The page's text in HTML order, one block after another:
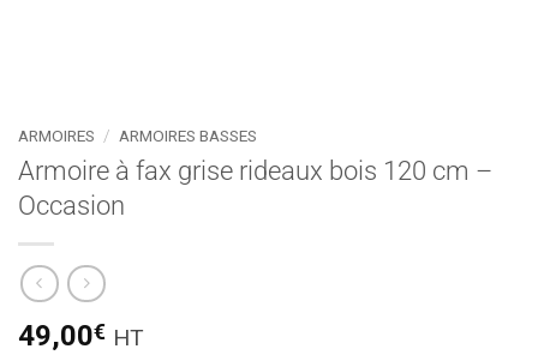
ARMOIRES / ARMOIRES BASSES
Armoire à fax grise rideaux bois 120 cm –
Occasion
49,00€ HT